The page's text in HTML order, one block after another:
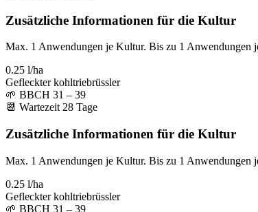
Zusätzliche Informationen für die Kultur
Max. 1 Anwendungen je Kultur. Bis zu 1 Anwendungen
0.25 l/ha
Gefleckter kohltriebrüssler
🌱 BBCH 31 – 39
📆 Wartezeit 28 Tage
Zusätzliche Informationen für die Kultur
Max. 1 Anwendungen je Kultur. Bis zu 1 Anwendungen
0.25 l/ha
Gefleckter kohltriebrüssler
🌱 BBCH 31 – 39